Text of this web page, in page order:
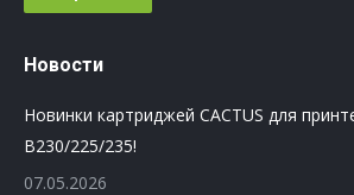
Новости
Новинки картриджей CACTUS для
B230/225/235!
07.05.2026